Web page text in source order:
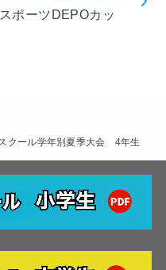
ポーツDEPOカッ
クール学年別夏季大会 4年生